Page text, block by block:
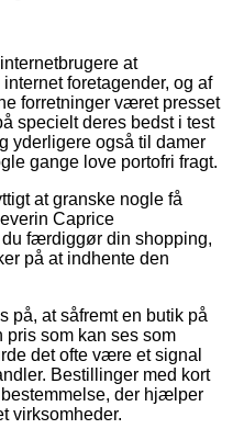
at
foretagender, og af
forretninger været presset
specielt deres bedst i test
yderligere også til damer
gange love portofri fragt.
at granske nogle få
Caprice
færdiggør din shopping,
på at indhente den
på, at såfremt en butik på
pris som kan ses som
det ofte være et signal
Bestillinger med kort
der hjælper
virksomheder.